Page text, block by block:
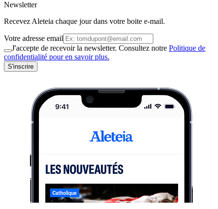
Newsletter
Recevez Aleteia chaque jour dans votre boite e-mail.
Votre adresse email
J'accepte de recevoir la newsletter. Consultez notre Politique de
confidentialité pour en savoir plus.
S'inscrire